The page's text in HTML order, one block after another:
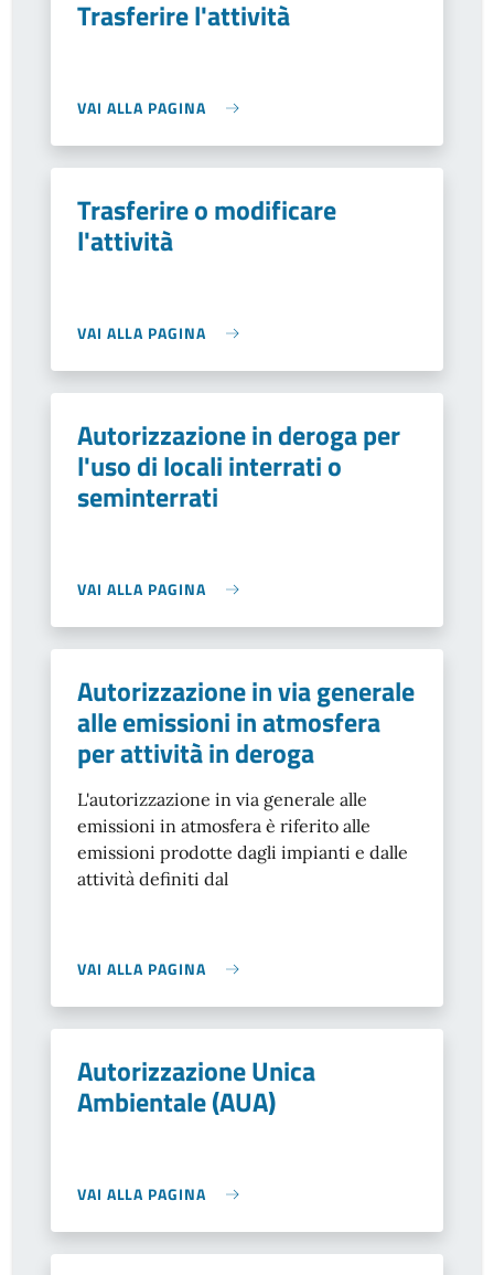
Trasferire l'attività
VAI ALLA PAGINA
Trasferire o modificare
l'attività
VAI ALLA PAGINA
Autorizzazione in deroga per
l'uso di locali interrati o
seminterrati
VAI ALLA PAGINA
Autorizzazione in via generale
alle emissioni in atmosfera
per attività in deroga
L'autorizzazione in via generale alle
emissioni in atmosfera è riferito alle
emissioni prodotte dagli impianti e dalle
attività definiti dal
VAI ALLA PAGINA
Autorizzazione Unica
Ambientale (AUA)
VAI ALLA PAGINA